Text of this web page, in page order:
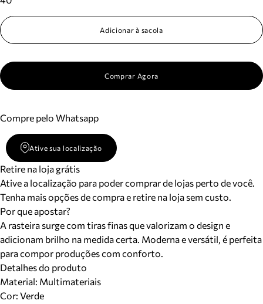
Adicionar à sacola
Comprar Agora
Compre pelo Whatsapp
Ative sua localização
Retire na loja grátis
Ative a localização para poder comprar de lojas perto de você.
Tenha mais opções de compra e retire na loja sem custo.
Por que apostar?
A rasteira surge com tiras finas que valorizam o design e
adicionam brilho na medida certa. Moderna e versátil, é perfeita
para compor produções com conforto.
Detalhes do produto
Material: Multimateriais
Cor: Verde